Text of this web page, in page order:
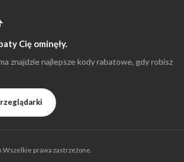
Cię ominęły.
znajdzie najlepsze kody rabatowe, gdy robisz
Wszelkie prawa zastrzeżone.